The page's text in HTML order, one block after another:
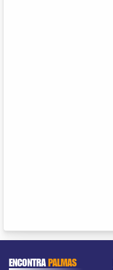
ENCONTRAPALMAS